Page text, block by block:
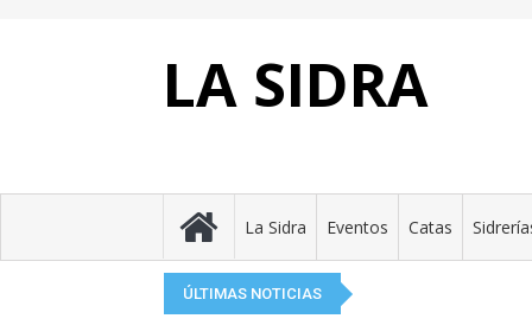
LA SIDRA
La Sidra Eventos Catas
ÚLTIMAS NOTICIAS
El Festival de la
La Taverne Celte,
Tierra Astur
Asturies refuerza en